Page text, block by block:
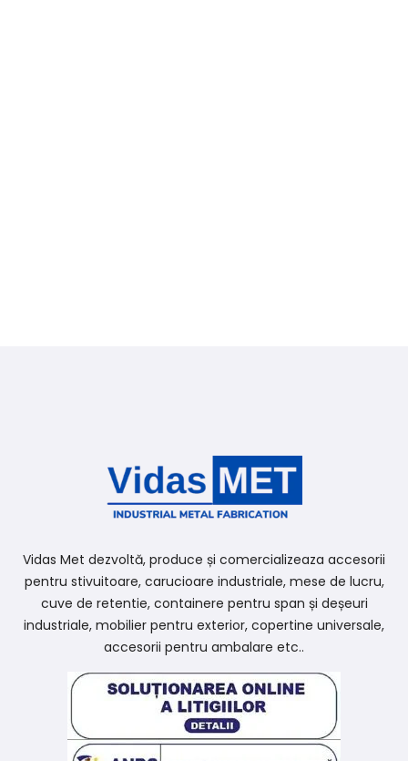
Vidas Met dezvoltă, produce și comercializeaza accesorii
pentru stivuitoare, carucioare industriale, mese de lucru,
cuve de retentie, containere pentru span și deșeuri
industriale, mobilier pentru exterior, copertine universale,
accesorii pentru ambalare etc..